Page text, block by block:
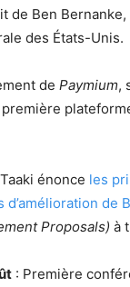
de Ben
des États-Unis.
de Paymium,
première
énonce les
de
Proposals) à
: Première